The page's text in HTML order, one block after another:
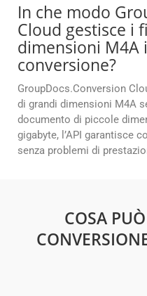
In che modo
Cloud gestisce i
dimensioni M4A
conversione?
GroupDocs.Conversion
di grandi dimensioni M4A
documento di piccole
gigabyte, l’API garantisce
senza problemi di
COSA